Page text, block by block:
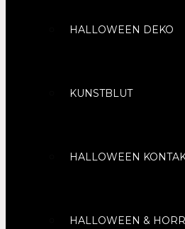
HALLOWEEN DEKO
KUNSTBLUT
HALLOWEEN
HALLOWEEN &